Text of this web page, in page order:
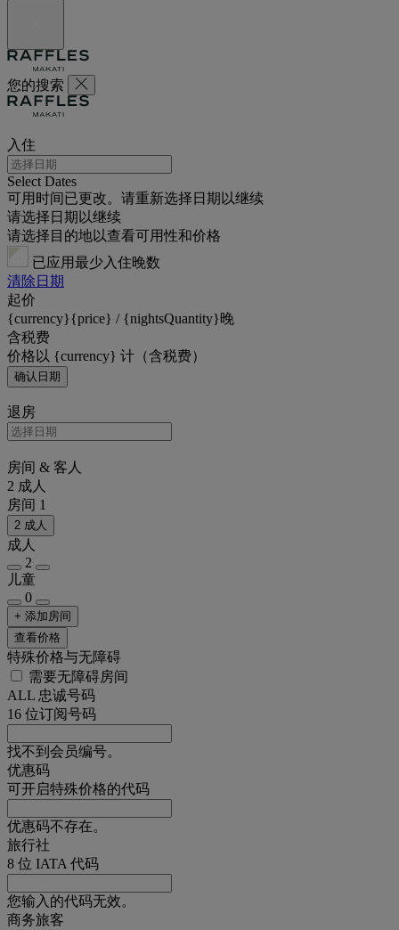
您的搜索
入住
Select Dates
可用时间已更改。请重新选择日期以继续
请选择日期以继续
请选择目的地以查看可用性和价格
已应用最少入住晚数
清除日期
起价
{currency}{price} / {nightsQuantity}晚
含税费
价格以 {currency} 计（含税费）
确认日期
退房
房间 & 客人
2 成人
房间 1
2 成人
成人
2
儿童
0
+ 添加房间
查看价格
特殊价格与无障碍
需要无障碍房间
ALL 忠诚号码
16 位订阅号码
找不到会员编号。
优惠码
可开启特殊价格的代码
优惠码不存在。
旅行社
8 位 IATA 代码
您输入的代码无效。
商务旅客